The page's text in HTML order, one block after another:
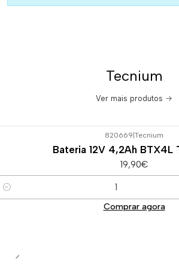
Tecnium
Ver mais produtos
820669 Tecnium
Bateria 12V 4,2Ah BTX4L
19,90€
Comprar agora